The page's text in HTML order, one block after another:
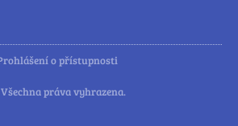
o přístupnosti
práva vyhrazena.